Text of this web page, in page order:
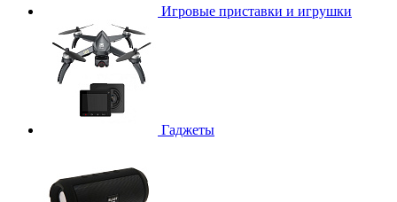
Игровые приставки и игрушки
Гаджеты